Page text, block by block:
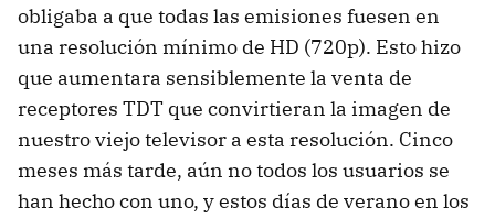
obligaba a que todas las emisiones fuesen en
una resolución mínimo de HD (720p). Esto hizo
que aumentara sensiblemente la venta de
receptores TDT que convirtieran la imagen de
nuestro viejo televisor a esta resolución. Cinco
meses más tarde, aún no todos los usuarios se
han hecho con uno, y estos días de verano en los